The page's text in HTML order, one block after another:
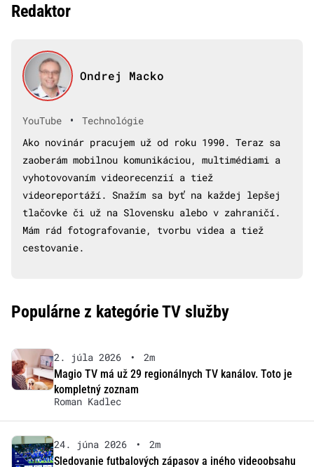
Redaktor
Ondrej Macko
YouTube •
Technológie
Ako novinár pracujem už od roku 1990. Teraz sa
zaoberám mobilnou komunikáciou, multimédiami a
vyhotovovaním videorecenzií a tiež
videoreportáží. Snažím sa byť na každej lepšej
tlačovke či už na Slovensku alebo v zahraničí.
Mám rád fotografovanie, tvorbu videa a tiež
cestovanie.
Populárne z kategórie TV služby
2. júla 2026 •
2m
Magio TV má už 29 regionálnych TV kanálov. Toto je
kompletný zoznam
Roman Kadlec
24. júna 2026 •
2m
Sledovanie futbalových zápasov a iného videoobsahu